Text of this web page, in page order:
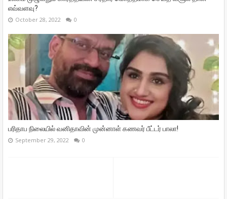
எவ்வளவு?
October 28, 2022 0
பரிதாப நிலையில் வனிதாவின் முன்னாள் கணவர் பீட்டர் பாலா!
September 29, 2022 0